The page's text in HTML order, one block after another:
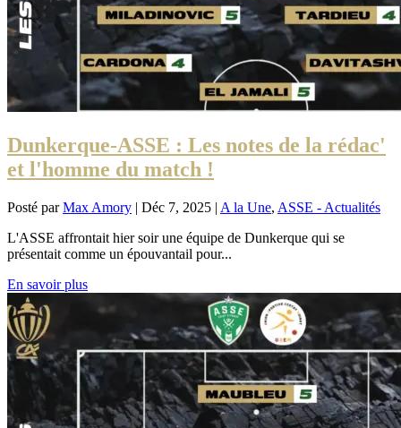
Dunkerque-ASSE : Les notes de la rédac'
et l'homme du match !
Posté parMax Amory | Déc 7, 2025 | A la Une, ASSE - Actualités
L'ASSE affrontait hier soir une équipe de Dunkerque qui se
présentait comme un épouvantail pour...
En savoir plus